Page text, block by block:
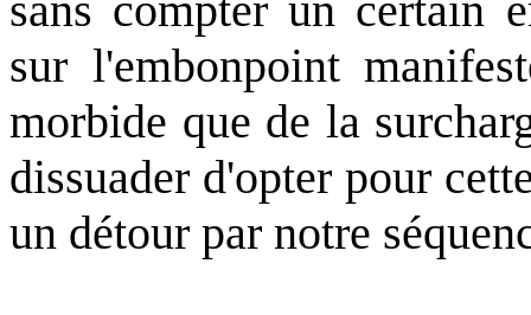
sur l'embonpoint
morbide que de la
dissuader d'opter pour
un détour par notre